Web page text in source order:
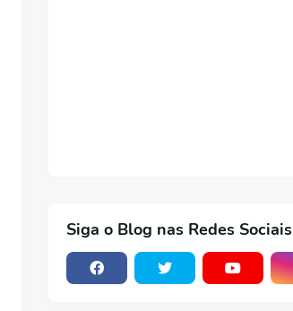
Siga o Blog nas Redes Sociais